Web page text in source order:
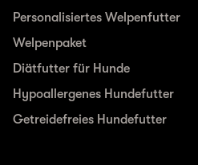
Personalisiertes Welpenfutter
Welpenpaket
Diätfutter für Hunde
Hypoallergenes Hundefutter
Getreidefreies Hundefutter